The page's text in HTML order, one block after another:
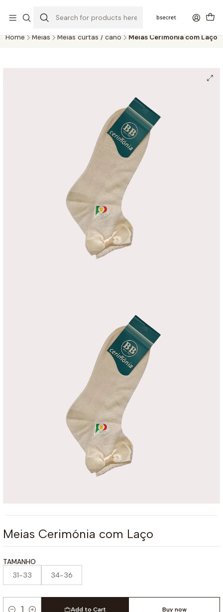
A 5 DIAS
Home Meias Meias curtas / cano Meias Cerimónia com Laço
Meias Cerimónia com Laço
TAMANHO
31-33 34-36
Add to Cart Buy now